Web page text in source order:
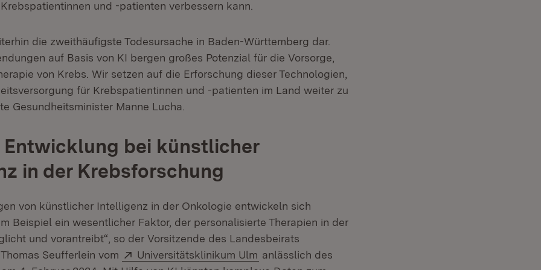
und -patienten verbessern kann.
die zweithäufigste Todesursache in Baden-Württemberg dar.
auf Basis von KI bergen großes Potenzial für die Vorsorge,
von Krebs. Wir setzen auf die Erforschung dieser Technologien,
für Krebspatientinnen und -patienten im Land weiter zu
Gesundheitsminister Manne Lucha.
Entwicklung bei künstlicher
in der Krebsforschung
von künstlicher Intelligenz in der Onkologie entwickeln sich
Beispiel ein wesentlicher Faktor, der personalisierte Therapien in der
und vorantreibt“, so der Vorsitzende des Landesbeirats
Seufferlein vom
Extern:
Universitätsklinikum Ulm (Öffnet in neuem Fenster)
anlässlich des